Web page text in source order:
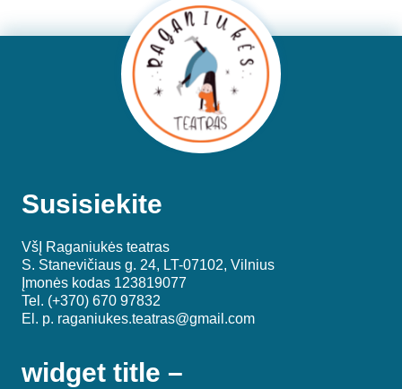
Susisiekite
VšĮ Raganiukės teatras
S. Stanevičiaus g. 24, LT-07102, Vilnius
Įmonės kodas 123819077
Tel. (+370) 670 97832
El. p. raganiukes.teatras@gmail.com
widget title –